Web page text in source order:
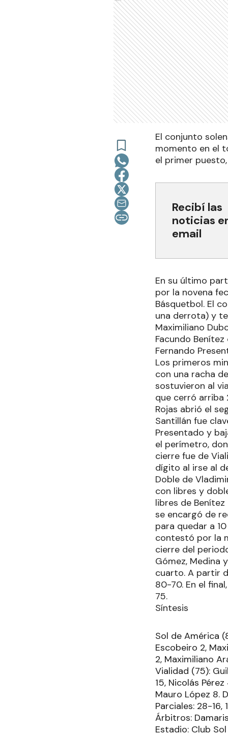
El conjunto
momento en el
el primer
Recibí las
noticias
email
En su último
por la novena
Básquetbol. El
una derrota) y
Maximiliano
Facundo
Fernando
Los primeros
con una racha
sostuvieron al
que cerró arriba
Rojas abrió el
Santillán fue
Presentado y
el perímetro,
cierre fue de
dígito al irse al
Doble de
con libres y
libres de
se encargó de
para quedar a
contestó por la
cierre del
Gómez, Medina
cuarto. A partir
80-70. En el
75.
Síntesis
Sol de América
Escobeiro 2,
2, Maximiliano
Vialidad (75):
15, Nicolás
Mauro López 8.
Parciales: 28-
Árbitros:
Estadio: Club